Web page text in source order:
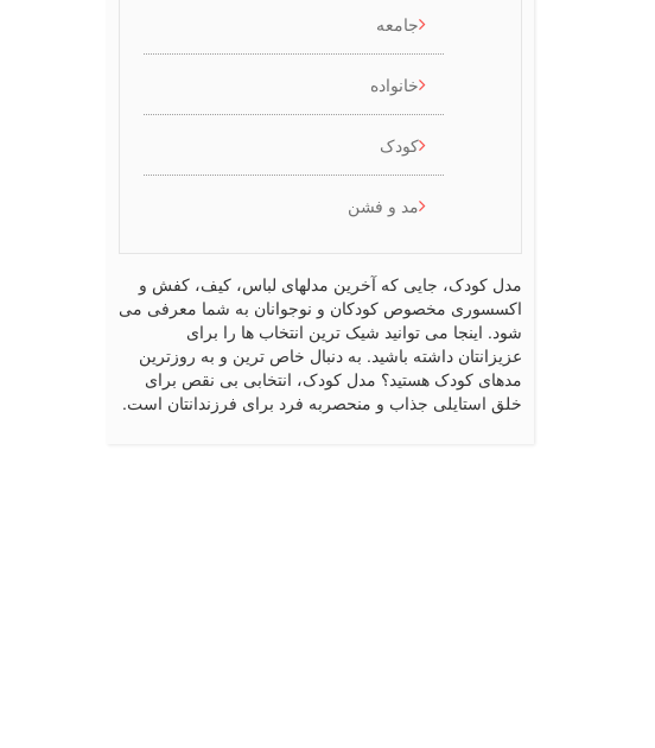
جامعه
خانواده
کودک
مد و فشن
مدل کودک، جایی که آخرین مدلهای لباس، کیف، کفش و
اکسسوری مخصوص کودکان و نوجوانان به شما معرفی می
شود. اینجا می توانید شیک ترین انتخاب ها را برای
عزیزانتان داشته باشید. به دنبال خاص ترین و به روزترین
مدهای کودک هستید؟ مدل کودک، انتخابی بی نقص برای
خلق استایلی جذاب و منحصربه فرد برای فرزندانتان است.